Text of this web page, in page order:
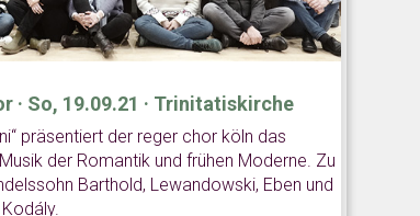
· So, 19.09.21 · Trinitatiskirche
präsentiert der reger chor köln das
der Romantik und frühen Moderne. Zu
Barthold, Lewandowski, Eben und
Kodály.